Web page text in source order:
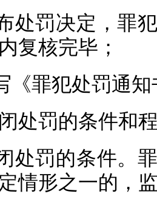
罚决定，罪犯
复核完毕；
罪犯处罚通知
罚的条件和
罚的条件。罪
情形之一的，